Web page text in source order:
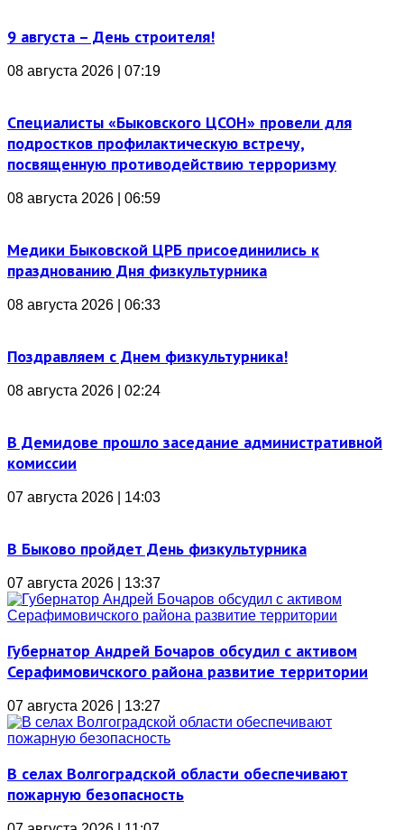
9 августа – День строителя!
08 августа 2026 | 07:19
Специалисты «Быковского ЦСОН» провели для
подростков профилактическую встречу,
посвященную противодействию терроризму
08 августа 2026 | 06:59
Медики Быковской ЦРБ присоединились к
празднованию Дня физкультурника
08 августа 2026 | 06:33
Поздравляем с Днем физкультурника!
08 августа 2026 | 02:24
В Демидове прошло заседание административной
комиссии
07 августа 2026 | 14:03
В Быково пройдет День физкультурника
07 августа 2026 | 13:37
Губернатор Андрей Бочаров обсудил с активом
Серафимовичского района развитие территории
07 августа 2026 | 13:27
В селах Волгоградской области обеспечивают
пожарную безопасность